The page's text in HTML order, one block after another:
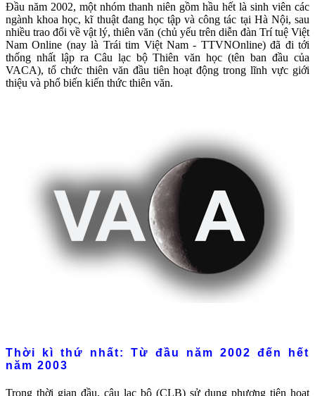
Đầu năm 2002, một nhóm thanh niên gồm hầu hết là sinh viên các
ngành khoa học, kĩ thuật đang học tập và công tác tại Hà Nội, sau
nhiều trao đổi về vật lý, thiên văn (chủ yếu trên diễn đàn Trí tuệ Việt
Nam Online (nay là Trái tim Việt Nam - TTVNOnline) đã đi tới
thống nhất lập ra Câu lạc bộ Thiên văn học (tên ban đầu của
VACA), tổ chức thiên văn đầu tiên hoạt động trong lĩnh vực giới
thiệu và phổ biến kiến thức thiên văn.
Thời kì thứ nhất: Từ đầu năm 2002 đến hết
năm 2003
Trong thời gian đầu, câu lạc bộ (CLB) sử dụng phương tiện hoạt